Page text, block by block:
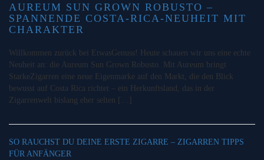
AUREUM SUN GROWN ROBUSTO –
SPANNENDE COSTA-RICA-NEUHEIT MIT
CHARAKTER
Willkommen zurück bei EtwasGenuss! Heute schauen wir uns eine echte
Neuheit an: die Aureum Sun Grown Robusto. Mit Aureum bringt
StarkeZigarren eine neue Eigenmarke auf den Markt, die den Blick
bewusst auf Costa Rica richtet – ein Herkunftsland, das in der
Zigarrenwelt bislang eher selten […]
SO RAUCHST DU DEINE ERSTE ZIGARRE – ZIGARREN TIPPS
FÜR ANFÄNGER